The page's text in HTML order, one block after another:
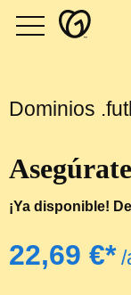
Dominios
¡Ya disponible!
‪22,69 €*‬ /